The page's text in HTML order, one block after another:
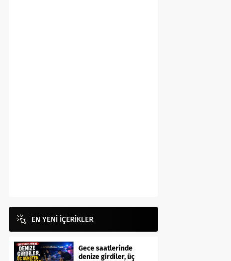
EN YENİ İÇERİKLER
Gece saatlerinde
denize girdiler, üç